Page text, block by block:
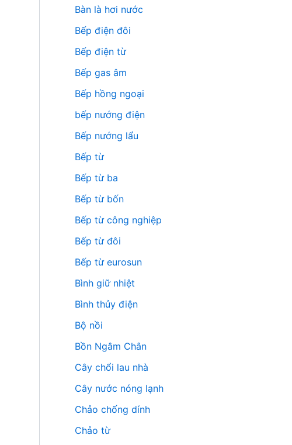
Bàn là hơi nước
Bếp điện đôi
Bếp điện từ
Bếp gas âm
Bếp hồng ngoại
bếp nướng điện
Bếp nướng lẩu
Bếp từ
Bếp từ ba
Bếp từ bốn
Bếp từ công nghiệp
Bếp từ đôi
Bếp từ eurosun
Bình giữ nhiệt
Bình thủy điện
Bộ nồi
Bồn Ngâm Chân
Cây chổi lau nhà
Cây nước nóng lạnh
Chảo chống dính
Chảo từ